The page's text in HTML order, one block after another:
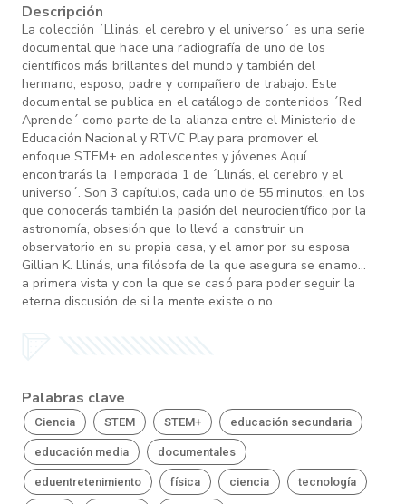
Descripción
La colección ´Llinás, el cerebro y el universo´ es una serie
documental que hace una radiografía de uno de los
científicos más brillantes del mundo y también del
hermano, esposo, padre y compañero de trabajo. Este
documental se publica en el catálogo de contenidos ´Red
Aprende´ como parte de la alianza entre el Ministerio de
Educación Nacional y RTVC Play para promover el
enfoque STEM+ en adolescentes y jóvenes.Aquí
encontrarás la Temporada 1 de ´Llinás, el cerebro y el
universo´. Son 3 capítulos, cada uno de 55 minutos, en los
que conocerás también la pasión del neurocientífico por la
astronomía, obsesión que lo llevó a construir un
observatorio en su propia casa, y el amor por su esposa
Gillian K. Llinás, una filósofa de la que asegura se enamoró
a primera vista y con la que se casó para poder seguir la
eterna discusión de si la mente existe o no.
Palabras clave
Ciencia STEM STEM+ educación secundaria
educación media documentales
eduentretenimiento física ciencia tecnología